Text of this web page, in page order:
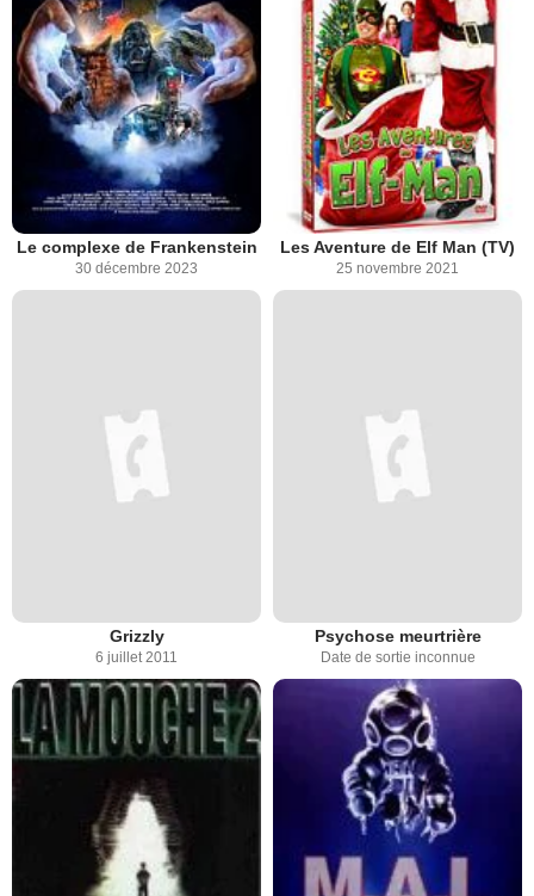
Le complexe de Frankenstein
30 décembre 2023
Les Aventure de Elf Man (TV)
25 novembre 2021
Grizzly
6 juillet 2011
Psychose meurtrière
Date de sortie inconnue